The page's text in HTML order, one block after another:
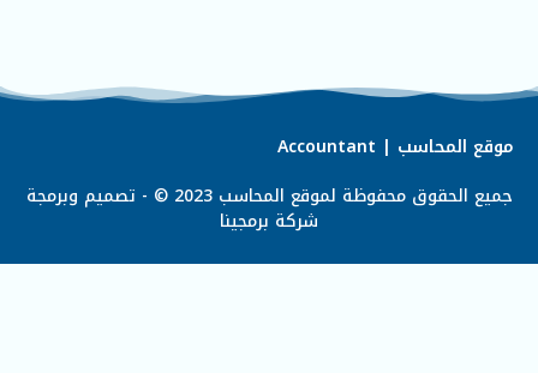
موقع المحاسب | Accountant
جميع الحقوق محفوظة لموقع المحاسب 2023 © - تصميم وبرمجة
شركة برمجينا